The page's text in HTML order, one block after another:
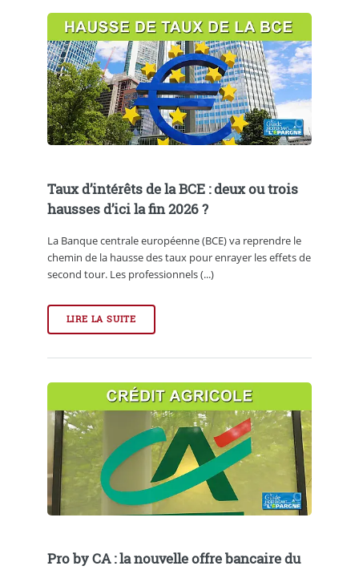
Taux d’intérêts de la BCE : deux ou trois
hausses d’ici la fin 2026 ?
La Banque centrale européenne (BCE) va reprendre le
chemin de la hausse des taux pour enrayer les effets de
second tour. Les professionnels (...)
LIRE LA SUITE
Pro by CA : la nouvelle offre bancaire du